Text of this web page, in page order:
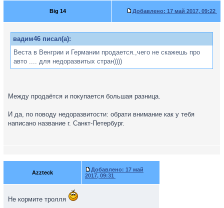
Big 14 Добавлено: 17 май 2017, 09:22
вадим46 писал(а):
Веста в Венгрии и Германии продается.,чего не скажешь про
авто .... для недоразвитых стран))))
Между продаётся и покупается большая разница.
И да, по поводу недоразвитости: обрати внимание как у тебя
написано название г. Санкт-Петербург.
Azzteck Добавлено: 17 май
2017, 09:31
Не кормите тролля